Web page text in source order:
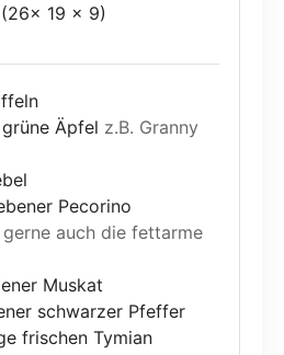
19 x 9)
Äpfel z.B. Granny
Pecorino
gerne auch die fettarme
Muskat
schwarzer Pfeffer
frischen Tymian